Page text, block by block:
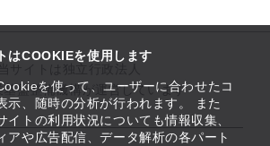
はCOOKIEを使用します
を使って、ユーザーに合わせたコ
示、随時の分析が行われます。 また
イトの利用状況についても情報収集、
アや広告配信、データ解析の各パート
基盤整備機構が運営しています